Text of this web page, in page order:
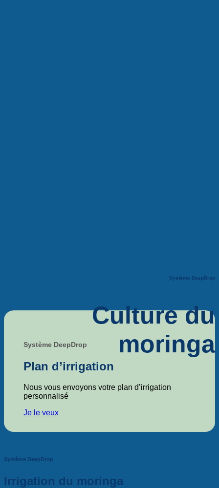
Système DeepDrop
Culture du
moringa
Système DeepDrop
Plan d’irrigation
Nous vous envoyons votre plan d’irrigation
personnalisé
Je le veux
Système DeepDrop
Irrigation du moringa